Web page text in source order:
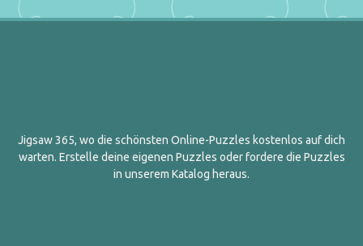
Jigsaw 365, wo die schönsten Online-Puzzles kostenlos auf dich
warten. Erstelle deine eigenen Puzzles oder fordere die Puzzles
in unserem Katalog heraus.